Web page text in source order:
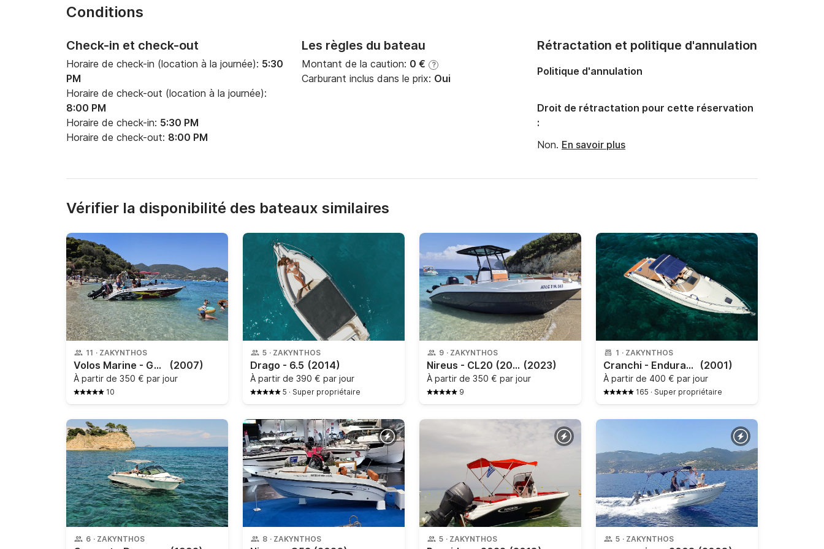
voyage inoubliable.
Conditions
Check-in et check-out
Horaire de check-in (location à la journée): 5:30
PM
Horaire de check-out (location à la journée):
8:00 PM
Horaire de check-in: 5:30 PM
Horaire de check-out: 8:00 PM
Les règles du bateau
Montant de la caution: 0 € ?
Carburant inclus dans le prix: Oui
Rétractation et politique d'annulation
Politique d'annulation
Droit de rétractation pour cette réservation
:
Non. En savoir plus
Vérifier la disponibilité des bateaux similaires
11 · ZAKYNTHOS
Volos Marine - GT 23 Open (2007)
À partir de 350 € par jour
10
5 · ZAKYNTHOS
Drago - 6.5 (2014)
À partir de 390 € par jour
5 · Super propriétaire
9 · ZAKYNTHOS
Nireus - CL20 (2022) (2023)
À partir de 350 € par jour
9
1 · ZAKYNTHOS
Cranchi - Endurance 31 (2001)
À partir de 400 € par jour
165 · Super propriétaire
6 · ZAKYNTHOS 8 · ZAKYNTHOS 5 · ZAKYNTHOS 5 · ZAKYNTHOS